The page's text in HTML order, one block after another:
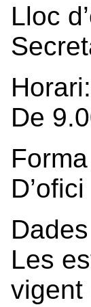
Lloc
Horari:
De
D’ofici
Les
vigent